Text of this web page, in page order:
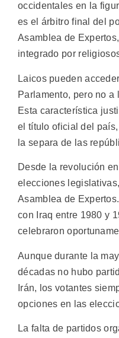
occidentales en la
es el árbitro final del
Asamblea de
integrado por
Laicos pueden
Parlamento, pero no a
Esta característica
el título oficial del
la separa de las
Desde la revolución
elecciones
Asamblea de
con Iraq entre 1980 y
celebraron
Aunque durante la
décadas no hubo
Irán, los votantes
opciones en las
La falta de partidos